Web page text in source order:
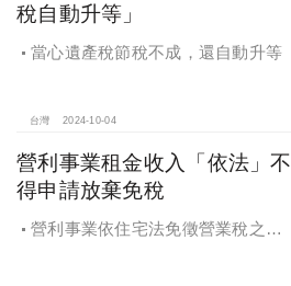
稅自動升等」
當心遺產稅節稅不成，還自動升等
台灣 2024-10-04
營利事業租金收入「依法」不
得申請放棄免稅
營利事業依住宅法免徵營業稅之租